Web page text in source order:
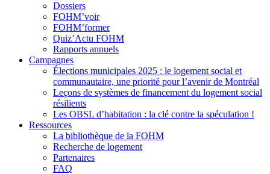
Dossiers
FOHM’voir
FOHM’former
Quiz’Actu FOHM
Rapports annuels
Campagnes
Élections municipales 2025 : le logement social et
communautaire, une priorité pour l’avenir de Montréal
Leçons de systèmes de financement du logement social
résilients
Les OBSL d’habitation : la clé contre la spéculation !
Ressources
La bibliothèque de la FOHM
Recherche de logement
Partenaires
FAQ